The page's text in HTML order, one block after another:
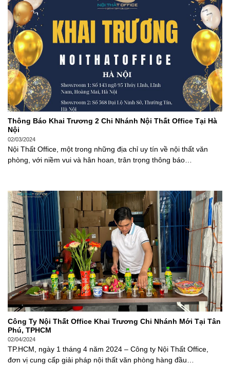
Thông Báo Khai Trương 2 Chi Nhánh Nội Thất Office Tại Hà
Nội
02/03/2024
Nội Thất Office, một trong những địa chỉ uy tín về nội thất văn
phòng, với niềm vui và hân hoan, trân trọng thông báo…
Công Ty Nội Thất Office Khai Trương Chi Nhánh Mới Tại Tân
Phú, TPHCM
02/04/2024
TP.HCM, ngày 1 tháng 4 năm 2024 – Công ty Nội Thất Office,
đơn vị cung cấp giải pháp nội thất văn phòng hàng đầu…